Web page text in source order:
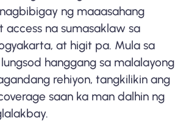
ng maaasahang
na sumasaklaw sa
at higit pa. Mula sa
hanggang sa malalayong
rehiyon, tangkilikin ang
saan ka man dalhin ng